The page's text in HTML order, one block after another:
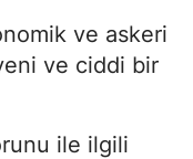
ve askeri
ve ciddi bir
ile ilgili